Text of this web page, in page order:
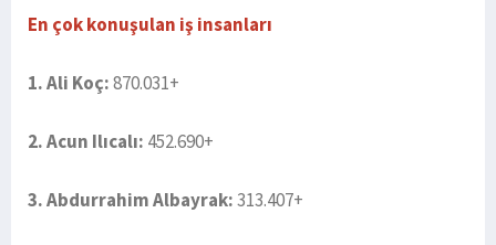
En çok konuşulan iş insanları
1. Ali Koç:870.031+
2. Acun Ilıcalı: 452.690+
3. Abdurrahim Albayrak:313.407+